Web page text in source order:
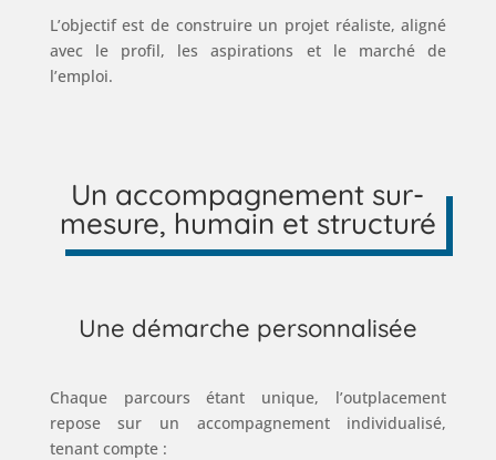
L’objectif est de construire un projet réaliste, aligné
avec le profil, les aspirations et le marché de
l’emploi.
Un accompagnement sur-
mesure, humain et structuré
Une démarche personnalisée
Chaque parcours étant unique, l’outplacement
repose sur un accompagnement individualisé,
tenant compte :